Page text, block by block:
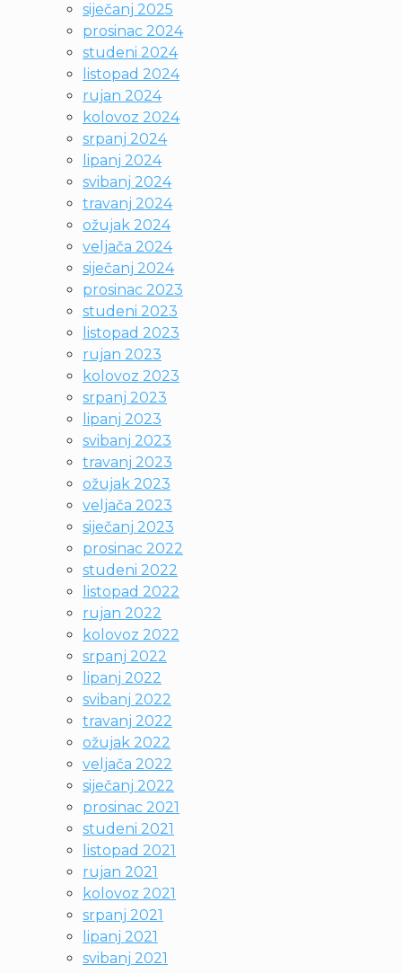
siječanj 2025
prosinac 2024
studeni 2024
listopad 2024
rujan 2024
kolovoz 2024
srpanj 2024
lipanj 2024
svibanj 2024
travanj 2024
ožujak 2024
veljača 2024
siječanj 2024
prosinac 2023
studeni 2023
listopad 2023
rujan 2023
kolovoz 2023
srpanj 2023
lipanj 2023
svibanj 2023
travanj 2023
ožujak 2023
veljača 2023
siječanj 2023
prosinac 2022
studeni 2022
listopad 2022
rujan 2022
kolovoz 2022
srpanj 2022
lipanj 2022
svibanj 2022
travanj 2022
ožujak 2022
veljača 2022
siječanj 2022
prosinac 2021
studeni 2021
listopad 2021
rujan 2021
kolovoz 2021
srpanj 2021
lipanj 2021
svibanj 2021